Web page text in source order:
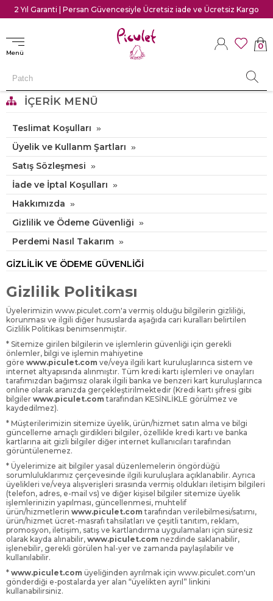
2 Yıl Garanti | Persan Güvencesiyle Ücretsiz iade ve Ücretsiz Kargo
Menü
0
İÇERIK MENÜ
Teslimat Koşulları
Üyelik ve Kullanm Şartları
Satış Sözleşmesi
İade ve İptal Koşulları
Hakkımızda
Gizlilik ve Ödeme Güvenliği
Perdemi Nasıl Takarım
GIZLILIK VE ÖDEME GÜVENLIĞI
Gizlilik Politikası
Üyelerimizin www.piculet.com'a vermiş olduğu bilgilerin gizliliği,
korunması ve ilgili diğer hususlarda aşağıda cari kuralları belirtilen
Gizlilik Politikası benimsenmiştir.
* Sitemize girilen bilgilerin ve işlemlerin güvenliği için gerekli
önlemler, bilgi ve işlemin mahiyetine
göre www.piculet.com ve/veya ilgili kart kuruluşlarınca sistem ve
internet altyapısında alınmıştır. Tüm kredi kartı işlemleri ve onayları
tarafımızdan bağımsız olarak ilgili banka ve benzeri kart kuruluşlarınca
online olarak aranızda gerçekleştirilmektedir (Kredi kartı şifresi gibi
bilgiler www.piculet.com tarafından KESİNLİKLE görülmez ve
kaydedilmez).
* Müşterilerimizin sitemize üyelik, ürün/hizmet satın alma ve bilgi
güncelleme amaçlı girdikleri bilgiler, özellikle kredi kartı ve banka
kartlarına ait gizli bilgiler diğer internet kullanıcıları tarafından
görüntülenemez.
* Üyelerimize ait bilgiler yasal düzenlemelerin öngördüğü
sorumluluklarımız çerçevesinde ilgili kuruluşlara açıklanabilir. Ayrıca
üyelikleri ve/veya alışverişleri sırasında vermiş oldukları iletişim bilgileri
(telefon, adres, e-mail vs) ve diğer kişisel bilgiler sitemize üyelik
işlemlerinizin yapılması, güncellenmesi, muhtelif
ürün/hizmetlerin www.piculet.com tarafından verilebilmesi/satımı,
ürün/hizmet ücret-masrafı tahsilatları ve çeşitli tanıtım, reklam,
promosyon, iletişim, satış ve kartlandırma uygulamaları için süresiz
olarak kayda alınabilir, www.piculet.com nezdinde saklanabilir,
işlenebilir, gerekli görülen hal-yer ve zamanda paylaşılabilir ve
kullanılabilir.
* www.piculet.com üyeliğinden ayrılmak için www.piculet.com'un
gönderdiği e-postalarda yer alan “üyelikten ayrıl” linkini
kullanabilirsiniz.